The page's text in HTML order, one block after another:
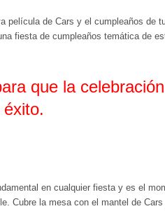
película de Cars y el cumpleaños de
fiesta de cumpleaños temática de
que la
éxito.
en cualquier fiesta y es el
Cubre la mesa con el mantel de